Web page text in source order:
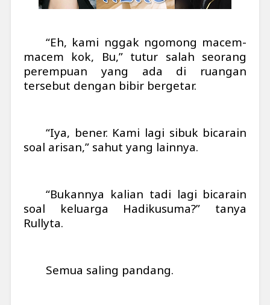
“Eh, kami nggak ngomong macem-
macem kok, Bu,” tutur salah seorang
perempuan yang ada di ruangan
tersebut dengan bibir bergetar.
“Iya, bener. Kami lagi sibuk bicarain
soal arisan,” sahut yang lainnya.
“Bukannya kalian tadi lagi bicarain
soal keluarga Hadikusuma?” tanya
Rullyta.
Semua saling pandang.